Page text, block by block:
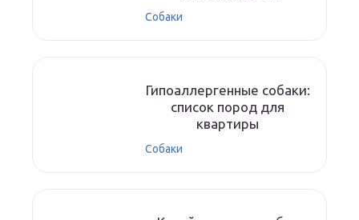
Собаки
Гипоаллергенные собаки:
список пород для
квартиры
Собаки